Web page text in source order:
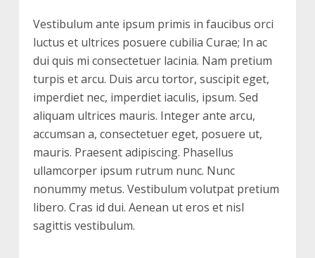
Vestibulum ante ipsum primis in faucibus orci
luctus et ultrices posuere cubilia Curae; In ac
dui quis mi consectetuer lacinia. Nam pretium
turpis et arcu. Duis arcu tortor, suscipit eget,
imperdiet nec, imperdiet iaculis, ipsum. Sed
aliquam ultrices mauris. Integer ante arcu,
accumsan a, consectetuer eget, posuere ut,
mauris. Praesent adipiscing. Phasellus
ullamcorper ipsum rutrum nunc. Nunc
nonummy metus. Vestibulum volutpat pretium
libero. Cras id dui. Aenean ut eros et nisl
sagittis vestibulum.